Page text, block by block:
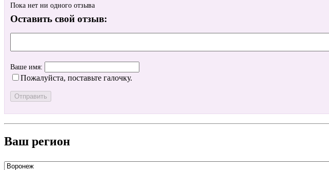
Пока нет ни одного отзыва
Оставить свой отзыв:
Ваше имя:
Пожалуйста, поставьте галочку.
Ваш регион